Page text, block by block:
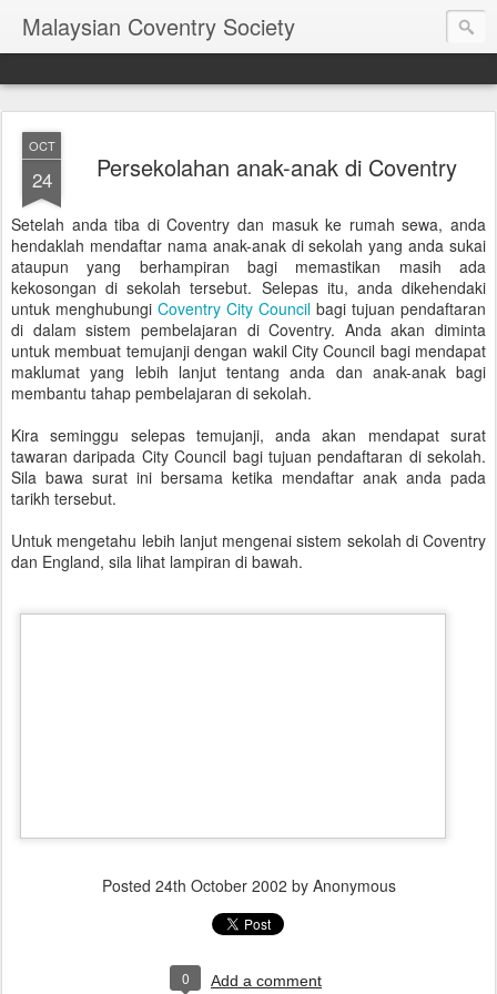
Malaysian Coventry Society
OCT
24 Persekolahan anak-anak di Coventry
Setelah anda tiba di Coventry dan masuk ke rumah sewa, anda
hendaklah mendaftar nama anak-anak di sekolah yang anda sukai
ataupun yang berhampiran bagi memastikan masih ada
kekosongan di sekolah tersebut. Selepas itu, anda dikehendaki
untuk menghubungi Coventry City Council bagi tujuan pendaftaran
di dalam sistem pembelajaran di Coventry. Anda akan diminta
untuk membuat temujanji dengan wakil City Council bagi mendapat
maklumat yang lebih lanjut tentang anda dan anak-anak bagi
membantu tahap pembelajaran di sekolah.
Kira seminggu selepas temujanji, anda akan mendapat surat
tawaran daripada City Council bagi tujuan pendaftaran di sekolah.
Sila bawa surat ini bersama ketika mendaftar anak anda pada
tarikh tersebut.
Untuk mengetahu lebih lanjut mengenai sistem sekolah di Coventry
dan England, sila lihat lampiran di bawah.
Posted 24th October 2002 by Anonymous
0 Add a comment